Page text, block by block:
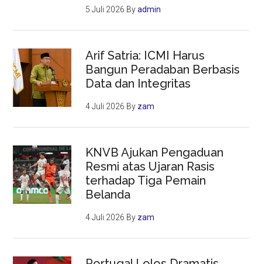
5 Juli 2026 Byadmin
Arif Satria: ICMI Harus
Bangun Peradaban Berbasis
Data dan Integritas
4 Juli 2026 By zam
KNVB Ajukan Pengaduan
Resmi atas Ujaran Rasis
terhadap Tiga Pemain
Belanda
4 Juli 2026 By zam